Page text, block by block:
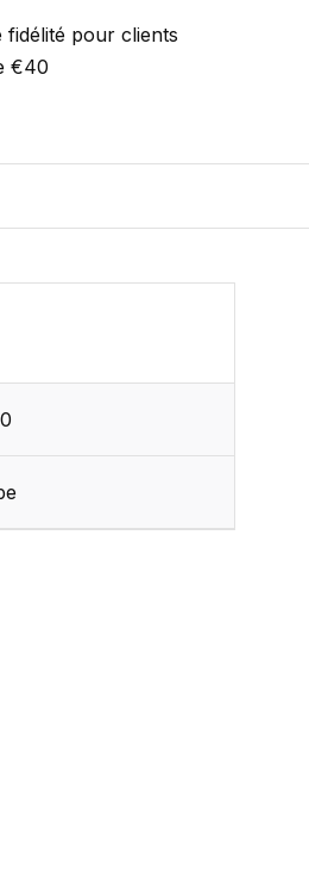
fidélité pour clients
€40